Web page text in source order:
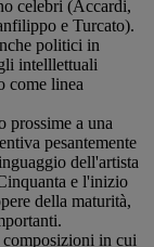
celebri (Accardi,
e Turcato).
politici in
intelllettuali
come linea
prossime a una
pesantemente
dell'artista
e l'inizio
della maturità,
in cui